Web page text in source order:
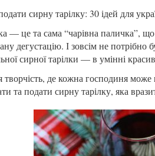
сирну тарілку: 30 ідей для
— це та сама “чарівна паличка”,
дегустацію. І зовсім не потрібно
сирної тарілки — в умінні
де кожна господиня
та подати сирну тарілку, яка